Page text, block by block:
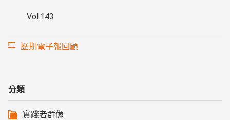
Vol.143
歷期電子報回顧
分類
實踐者群像